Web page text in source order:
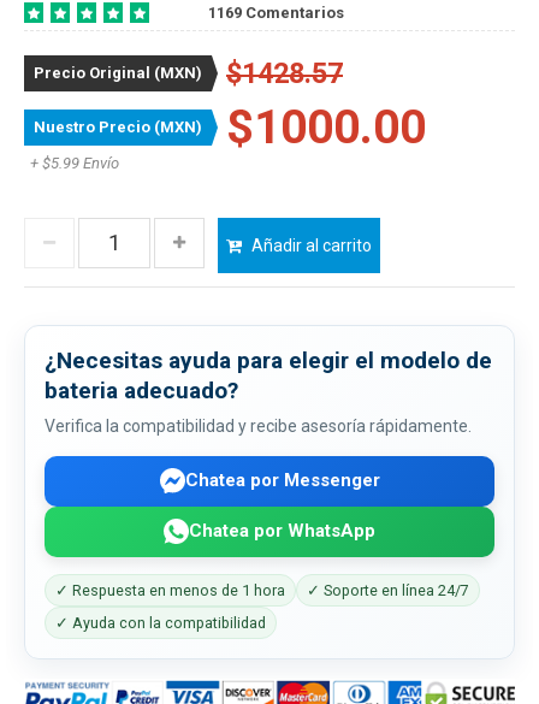
1169 Comentarios
Precio Original (MXN) $1428.57
Nuestro Precio (MXN) $1000.00
+ $5.99 Envío
Añadir al carrito
¿Necesitas ayuda para elegir el modelo de
bateria adecuado?
Verifica la compatibilidad y recibe asesoría rápidamente.
Chatea por Messenger
Chatea por WhatsApp
✓ Respuesta en menos de 1 hora
✓ Soporte en línea 24/7
✓ Ayuda con la compatibilidad